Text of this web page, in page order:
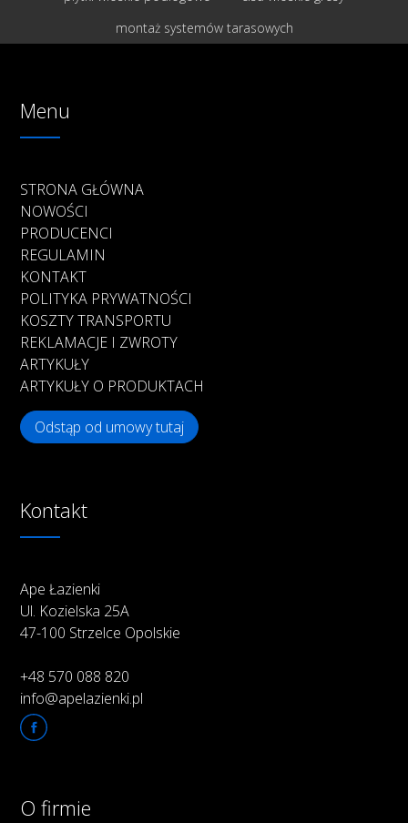
montaż systemów tarasowych
Menu
STRONA GŁÓWNA
NOWOŚCI
PRODUCENCI
REGULAMIN
KONTAKT
POLITYKA PRYWATNOŚCI
KOSZTY TRANSPORTU
REKLAMACJE I ZWROTY
ARTYKUŁY
ARTYKUŁY O PRODUKTACH
Odstąp od umowy tutaj
Kontakt
Ape Łazienki
Ul. Kozielska 25A
47-100 Strzelce Opolskie
+48 570 088 820
info@apelazienki.pl
O firmie